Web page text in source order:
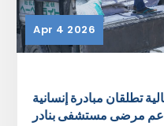
تطلقان مبادرة إنسانية
مرضى مستشفى بنادر
Apr 4 2026